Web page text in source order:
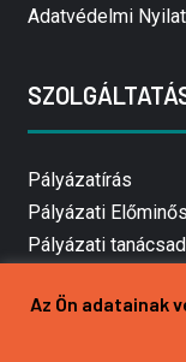
Adatvédelmi
Pályázatírás
Pályázati
Pályázati
Mezőgazdasági
Az Ön adatainak